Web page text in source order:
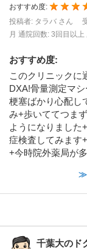
おすすめ度:
投稿者: タラバ さん
月 通院回数: 3回目以上
おすすめ度:
このクリニックに
DXA!骨量測定マ
梗塞ばかり心配し
み+歩いててつま
ようになりました
症検査してみます
+今時院外薬局が
≫
千葉大のド